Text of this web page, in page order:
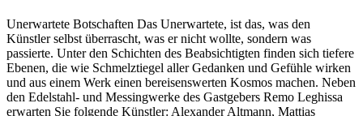
Unerwartete Botschaften Das Unerwartete, ist das, was den
Künstler selbst überrascht, was er nicht wollte, sondern was
passierte. Unter den Schichten des Beabsichtigten finden sich tiefere
Ebenen, die wie Schmelztiegel aller Gedanken und Gefühle wirken
und aus einem Werk einen bereisenswerten Kosmos machen. Neben
den Edelstahl- und Messingwerke des Gastgebers Remo Leghissa
erwarten Sie folgende Künstler: Alexander Altmann, Mattias